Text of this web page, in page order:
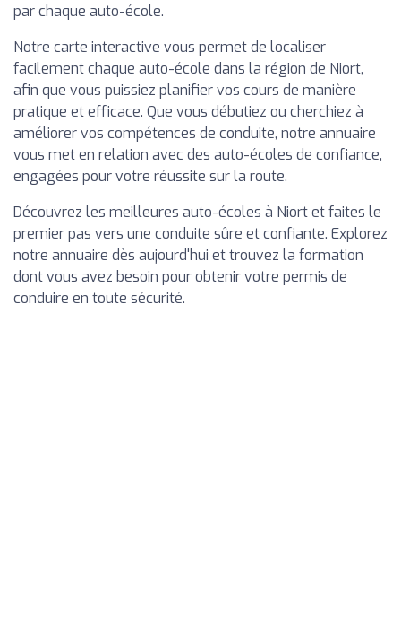
par chaque auto-école.
Notre carte interactive vous permet de localiser
facilement chaque auto-école dans la région de Niort,
afin que vous puissiez planifier vos cours de manière
pratique et efficace. Que vous débutiez ou cherchiez à
améliorer vos compétences de conduite, notre annuaire
vous met en relation avec des auto-écoles de confiance,
engagées pour votre réussite sur la route.
Découvrez les meilleures auto-écoles à Niort et faites le
premier pas vers une conduite sûre et confiante. Explorez
notre annuaire dès aujourd'hui et trouvez la formation
dont vous avez besoin pour obtenir votre permis de
conduire en toute sécurité.